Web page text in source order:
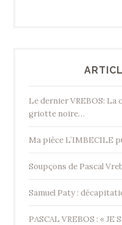
Le dernier VREBOS: La
griotte noire…
Ma pièce L’IMBECILE
Soupçons de Pascal
Samuel Paty :
PASCAL VREBOS : «